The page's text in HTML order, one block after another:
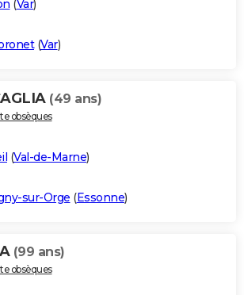
(Var)
(Var)
(49 ans)
obsèques
(Val-de-Marne)
sur-Orge (Essonne)
(99 ans)
obsèques